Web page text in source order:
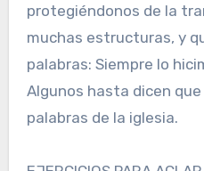
protegiéndonos de la
muchas estructuras, y
palabras: Siempre lo
Algunos hasta dicen
palabras de la iglesia.